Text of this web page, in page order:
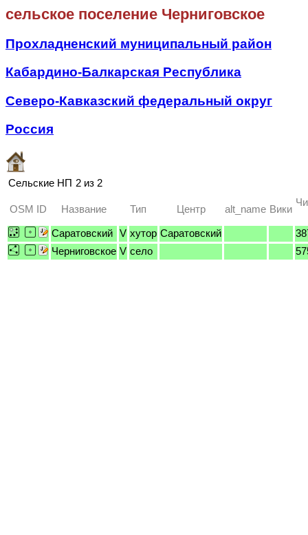
сельское поселение Черниговское
Прохладненский муниципальный район
Кабардино-Балкарская Республика
Северо-Кавказский федеральный округ
Россия
Сельские НП 2 из 2
OSM ID Название Тип Центр alt_name Вики
Саратовский V хутор Саратовский
Черниговское V село